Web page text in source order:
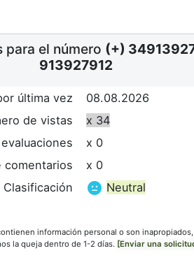
para el número (+)
913927912
última vez
08.08.2026
de vistas
x 34
x 0
comentarios
x 0
Clasificación
Neutral
información personal o son
la queja dentro de 1-2 días. [Enviar una